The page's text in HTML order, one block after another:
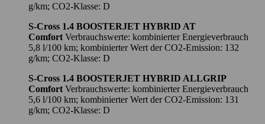
g/km; CO2-Klasse: D
S-Cross 1.4 BOOSTERJET HYBRID AT
Comfort Verbrauchswerte: kombinierter Energieverbrauch
5,8 l/100 km; kombinierter Wert der CO2-Emission: 132
g/km; CO2-Klasse: D
S-Cross 1.4 BOOSTERJET HYBRID ALLGRIP
Comfort Verbrauchswerte: kombinierter Energieverbrauch
5,6 l/100 km; kombinierter Wert der CO2-Emission: 131
g/km; CO2-Klasse: D